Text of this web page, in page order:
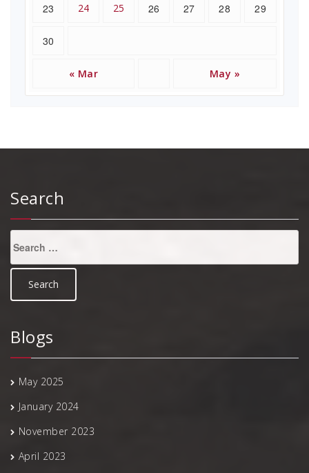
« Mar May »
23 24 25 26 27 28 29
30
Search
for:
Blogs
May 2025
January 2024
November 2023
April 2023